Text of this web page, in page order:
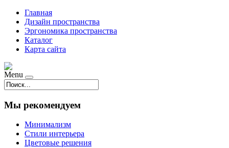
Главная
Дизайн пространства
Эргономика пространства
Каталог
Карта сайта
Menu
Мы рекомендуем
Минимализм
Стили интерьера
Цветовые решения